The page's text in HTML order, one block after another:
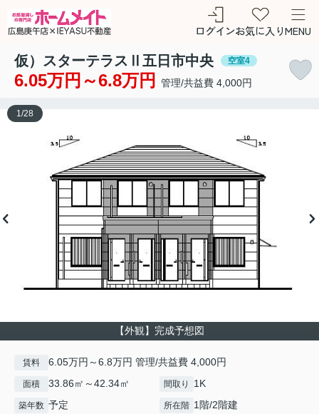
ログインお気に入りMENU
仮）スターテラスⅡ五日市中央 空室4
6.05万円～6.8万円 管理/共益費 4,000円
【外観】完成予想図
1 /28
賃料 6.05万円～6.8万円 管理/共益費 4,000円
面積 33.86㎡～42.34㎡ 間取り 1K
築年数 予定 所在階 1階/2階建